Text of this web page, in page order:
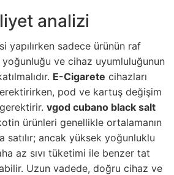
analizi
yapılırken sadece ürünün raf
yoğunluğu ve cihaz uyumluluğunun
E-Cigarete cihazları
pod ve kartuş değişim
vgod cubano black salt
ürünleri genellikle ortalamanın
ancak yüksek yoğunluklu
az sıvı tüketimi ile benzer tat
Uzun vadede, doğru cihaz ve